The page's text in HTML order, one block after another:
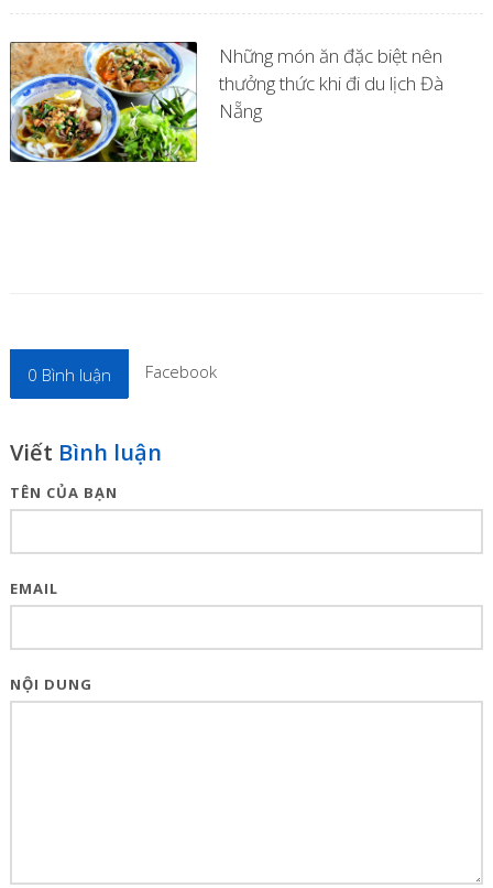
Những món ăn đặc biệt nên
thưởng thức khi đi du lịch Đà
Nẵng
0 Bình luận Facebook
Viết Bình luận
TÊN CỦA BẠN
EMAIL
NỘI DUNG